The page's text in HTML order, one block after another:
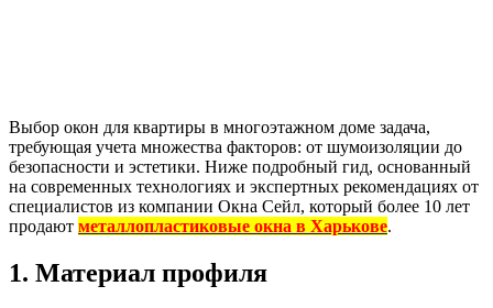
Выбор окон для квартиры в многоэтажном доме задача,
требующая учета множества факторов: от шумоизоляции до
безопасности и эстетики. Ниже подробный гид, основанный
на современных технологиях и экспертных рекомендациях от
специалистов из компании Окна Сейл, который более 10 лет
продают металлопластиковые окна в Харькове.
1. Материал профиля